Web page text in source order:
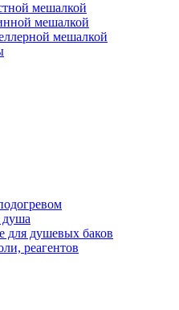
мешалкой
мешалкой
мешалкой
душа
душевых баков
реагентов